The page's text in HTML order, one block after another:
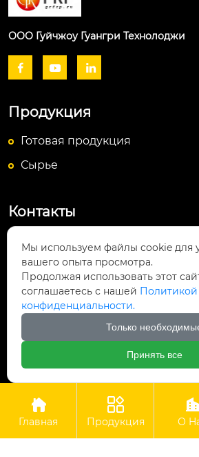
ООО Гуйчжоу Гуангри Технолоджи
  
Продукция
Готовая продукция
Сырье
Контакты

Посёлок Байюньшань, уезд
провинция Гуйчжоу
info@lightsunfrp.com

＋8615089178426
Авторское право©ООО Гуйчжоу

Главная

Продукция

О
Мы используем файлы cookie для
вашего опыта просмотра.
Продолжая использовать этот
соглашаетесь с нашей Политикой
конфиденциальности.
Только
Принять все